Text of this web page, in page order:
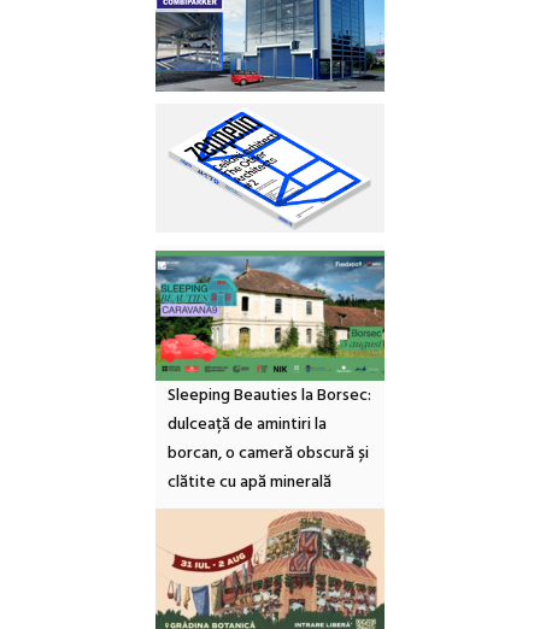
Sleeping Beauties la Borsec:
dulceață de amintiri la
borcan, o cameră obscură și
clătite cu apă minerală